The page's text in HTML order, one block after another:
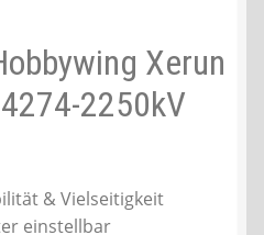
Xerun
2250kV
& Vielseitigkeit
einstellbar